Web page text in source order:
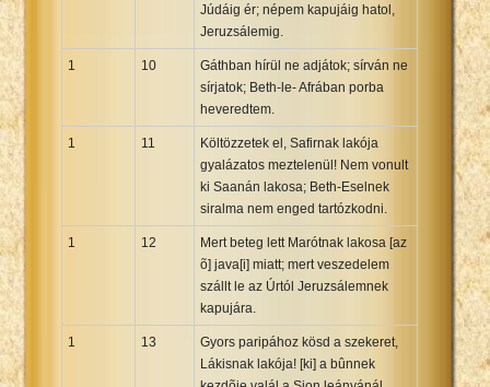
Júdáig ér; népem kapujáig hatol,
Jeruzsálemig.
1 10
Gáthban hírül ne adjátok; sírván ne
sírjatok; Beth-le- Afrában porba
heveredtem.
1 11
Költözzetek el, Safirnak lakója
gyalázatos meztelenül! Nem vonult
ki Saanán lakosa; Beth-Eselnek
siralma nem enged tartózkodni.
1 12
Mert beteg lett Marótnak lakosa [az
õ] java[i] miatt; mert veszedelem
szállt le az Úrtól Jeruzsálemnek
kapujára.
1 13
Gyors paripához kösd a szekeret,
Lákisnak lakója! [ki] a bûnnek